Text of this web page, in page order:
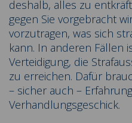
deshalb, alles zu
gegen Sie vorgebracht
vorzutragen, was sich
kann. In anderen Fällen
Verteidigung, die
zu erreichen. Dafür
– sicher auch –
Verhandlungsgeschick.